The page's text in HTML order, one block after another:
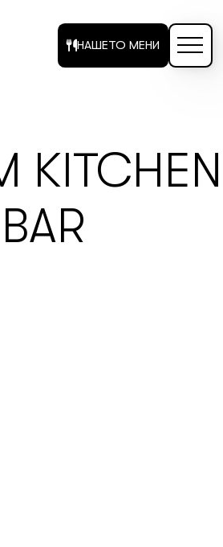
НАШЕТО МЕНИ
KITCHEN
BAR